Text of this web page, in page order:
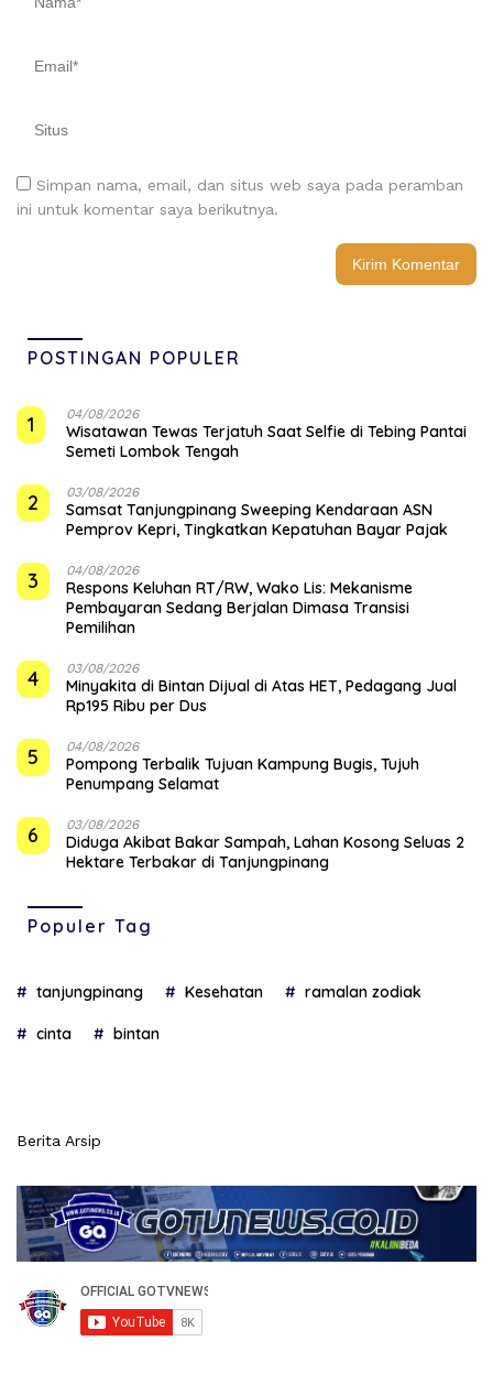
Simpan nama, email, dan situs web saya pada peramban
ini untuk komentar saya berikutnya.
POSTINGAN POPULER
1 04/08/2026
Wisatawan Tewas Terjatuh Saat Selfie di Tebing Pantai
Semeti Lombok Tengah
2 03/08/2026
Samsat Tanjungpinang Sweeping Kendaraan ASN
Pemprov Kepri, Tingkatkan Kepatuhan Bayar Pajak
3 04/08/2026
‎Respons Keluhan RT/RW, Wako Lis: Mekanisme
Pembayaran Sedang Berjalan Dimasa Transisi
Pemilihan
4 03/08/2026
Minyakita di Bintan Dijual di Atas HET, Pedagang Jual
Rp195 Ribu per Dus
5 04/08/2026
Pompong Terbalik Tujuan Kampung Bugis, Tujuh
Penumpang Selamat
6 03/08/2026
Diduga Akibat Bakar Sampah, Lahan Kosong Seluas 2
Hektare Terbakar di Tanjungpinang
Populer Tag
tanjungpinang Kesehatan ramalan zodiak
cinta bintan
Berita Arsip